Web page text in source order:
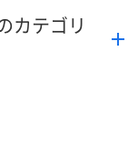
カテゴリ